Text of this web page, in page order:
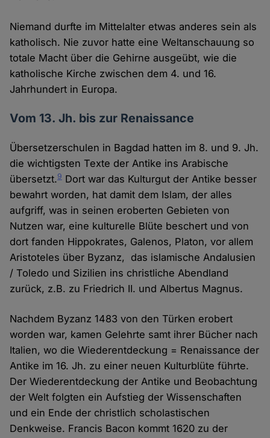
Niemand durfte im Mittelalter etwas anderes sein als
katholisch. Nie zuvor hatte eine Weltanschauung so
totale Macht über die Gehirne ausgeübt, wie die
katholische Kirche zwischen dem 4. und 16.
Jahrhundert in Europa.
Vom 13. Jh. bis zur Renaissance
Übersetzerschulen in Bagdad hatten im 8. und 9. Jh.
die wichtigsten Texte der Antike ins Arabische
übersetzt.9 Dort war das Kulturgut der Antike besser
bewahrt worden, hat damit dem Islam, der alles
aufgriff, was in seinen eroberten Gebieten von
Nutzen war, eine kulturelle Blüte beschert und von
dort fanden Hippokrates, Galenos, Platon, vor allem
Aristoteles über Byzanz, das islamische Andalusien
/ Toledo und Sizilien ins christliche Abendland
zurück, z.B. zu Friedrich II. und Albertus Magnus.
Nachdem Byzanz 1483 von den Türken erobert
worden war, kamen Gelehrte samt ihrer Bücher nach
Italien, wo die Wiederentdeckung = Renaissance der
Antike im 16. Jh. zu einer neuen Kulturblüte führte.
Der Wiederentdeckung der Antike und Beobachtung
der Welt folgten ein Aufstieg der Wissenschaften
und ein Ende der christlich scholastischen
Denkweise. Francis Bacon kommt 1620 zu der